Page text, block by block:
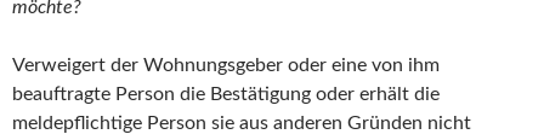
möchte?
Verweigert der Wohnungsgeber oder eine von ihm
beauftragte Person die Bestätigung oder erhält die
meldepflichtige Person sie aus anderen Gründen nicht